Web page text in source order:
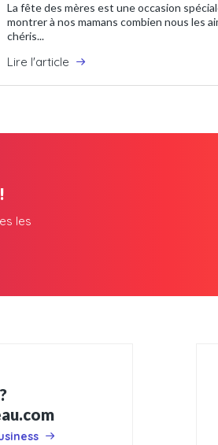
La fête des mères est une occasion
montrer à nos mamans combien nous les
chéris...
Lire l'article
les